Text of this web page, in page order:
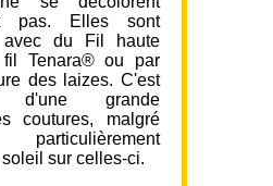
pas. Elles sont
avec du Fil haute
fil Tenara® ou par
des laizes. C'est
d'une grande
coutures, malgré
sur celles-ci.